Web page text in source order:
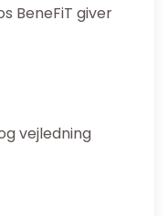
BeneFiT giver
vejledning